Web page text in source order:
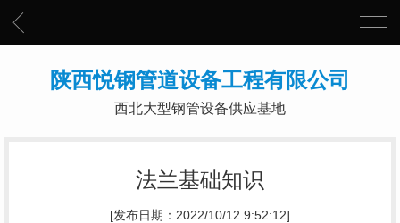
陕西悦钢管道设备工程有限公司
西北大型钢管设备供应基地
法兰基础知识
[发布日期：2022/10/12 9:52:12]